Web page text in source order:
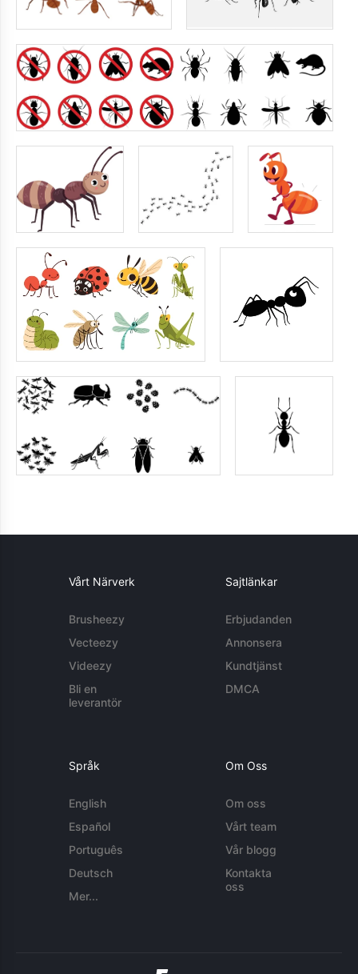
Vårt Närverk
Brusheezy
Vecteezy
Videezy
Bli en
leverantör
Sajtlänkar
Erbjudanden
Annonsera
Kundtjänst
DMCA
Språk
English
Español
Português
Deutsch
Mer...
Om Oss
Om oss
Vårt team
Vår blogg
Kontakta
oss